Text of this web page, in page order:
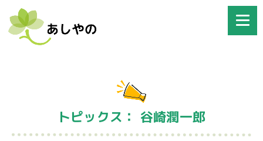
トピックス： 谷崎潤一郎